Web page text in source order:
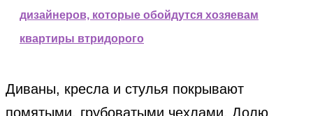
дизайнеров, которые обойдутся хозяевам
квартиры втридорого
Диваны, кресла и стулья покрывают
помятыми, грубоватыми чехлами. Долю